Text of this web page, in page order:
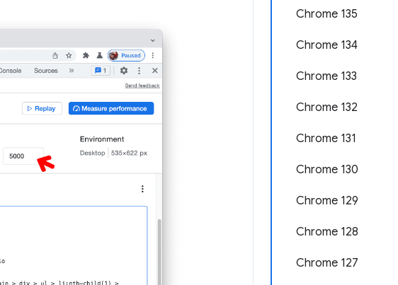
Chrome 135
Chrome 134
Chrome 133
Chrome 132
Chrome 131
Chrome 130
Chrome 129
Chrome 128
Chrome 127